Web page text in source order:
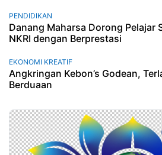
PENDIDIKAN
Danang Maharsa Dorong Pelajar
NKRI dengan Berprestasi
EKONOMI KREATIF
Angkringan Kebon’s Godean,
Berduaan